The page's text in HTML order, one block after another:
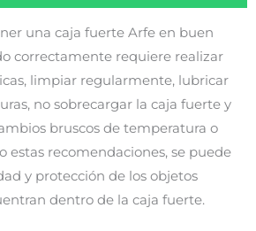
una caja fuerte Arfe en buen
correctamente requiere realizar
limpiar regularmente, lubricar
no sobrecargar la caja fuerte y
bruscos de temperatura o
estas recomendaciones, se puede
y protección de los objetos
dentro de la caja fuerte.